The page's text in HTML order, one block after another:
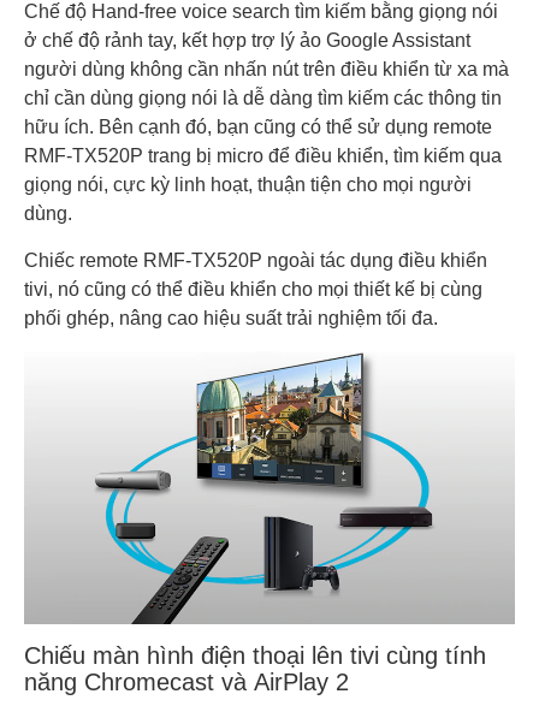
Chế độ Hand-free voice search tìm kiếm bằng giọng nói
ở chế độ rảnh tay, kết hợp trợ lý ảo Google Assistant
người dùng không cần nhấn nút trên điều khiển từ xa mà
chỉ cần dùng giọng nói là dễ dàng tìm kiếm các thông tin
hữu ích. Bên cạnh đó, bạn cũng có thể sử dụng remote
RMF-TX520P trang bị micro để điều khiển, tìm kiếm qua
giọng nói, cực kỳ linh hoạt, thuận tiện cho mọi người
dùng.
Chiếc remote RMF-TX520P ngoài tác dụng điều khiển
tivi, nó cũng có thể điều khiển cho mọi thiết kế bị cùng
phối ghép, nâng cao hiệu suất trải nghiệm tối đa.
Chiếu màn hình điện thoại lên tivi cùng tính
năng Chromecast và AirPlay 2